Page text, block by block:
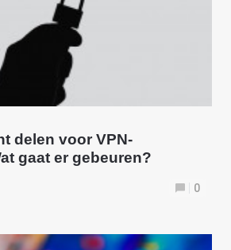
delen voor VPN-
gaat er gebeuren?
0